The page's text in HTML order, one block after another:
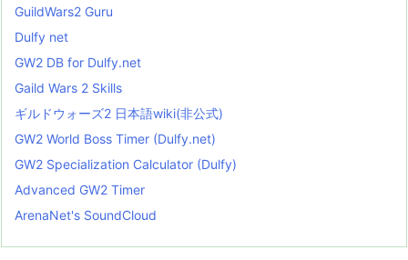
GuildWars2 Guru
Dulfy net
GW2 DB for Dulfy.net
Gaild Wars 2 Skills
ギルドウォーズ2 日本語wiki(非公式)
GW2 World Boss Timer (Dulfy.net)
GW2 Specialization Calculator (Dulfy)
Advanced GW2 Timer
ArenaNet's SoundCloud